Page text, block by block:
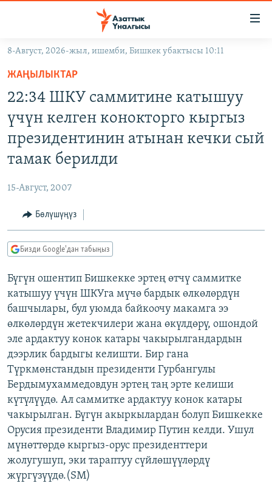
Навигацияга
өтүңүз
салыңыз
ЭКОНОМИКА
БОРБОР АЗИЯ
УКРАИНА
АТАЙЫН ИЛИКТӨӨ
БҮГҮН АЗАТТЫКТА
ЭКСПЕРТТЕР ТАЛДАЙТ
БИЗ ЖАНА ДҮЙНӨ
ЭЖЕ-СИҢДИЛЕР
АЗАТТЫК+
ЫҢГАЙСЫЗ СУРООЛОР
ПОДКАСТ
ӨЗГӨЧӨ ПИКИР
Русский
ОНЛАЙН ШЕРИНЕ
ЭЕ/АРнун бардык сайттары
8-Август, 2026-жыл, ишемби, Бишкек убактысы 10:11
ЖАҢЫЛЫКТАР
22:34 ШКУ саммитине катышуу
үчүн келген конокторго кыргыз
президентинин атынан кечки сый
тамак берилди
15-Август, 2007
Бөлүшүңүз
Бизди Google'дан табыңыз
Бүгүн ошентип Бишкекке эртең өтчү саммитке
катышуу үчүн ШКУга мүчө бардык өлкөлөрдүн
башчылары, бул уюмда байкоочу макамга ээ
өлкөлөрдүн жетекчилери жана өкүлдөрү, ошондой
эле ардактуу конок катары чакырылгандардын
дээрлик бардыгы келишти. Бир гана
Түркмөнстандын президенти Гурбангулы
Бердымухаммедовдун эртең таң эрте келиши
күтүлүүдө. Ал саммитке ардактуу конок катары
чакырылган. Бүгүн акыркылардан болуп Бишкекке
Орусия президенти Владимир Путин келди. Ушул
мүнөттөрдө кыргыз-орус президенттери
жолугушуп, эки тараптуу сүйлөшүүлөрдү
жүргүзүүдө.(SM)